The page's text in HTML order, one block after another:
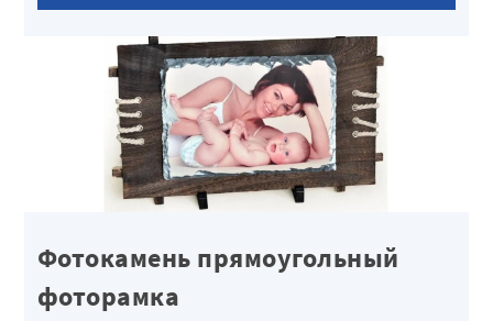
Фотокамень прямоугольный
фоторамка